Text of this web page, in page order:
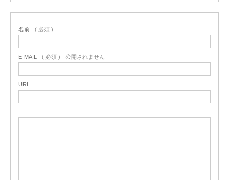
名前 ( 必須 )
E-MAIL ( 必須 ) - 公開されません -
URL